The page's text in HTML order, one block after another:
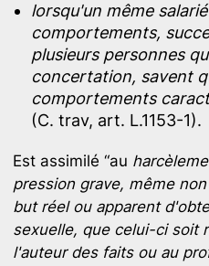
lorsqu'un même
comportements,
plusieurs personnes
concertation, savent
comportements
(C. trav, art. L.1153-1).
Est assimilé “au
pression grave, même
but réel ou apparent
sexuelle, que celui-ci soit
l'auteur des faits ou au